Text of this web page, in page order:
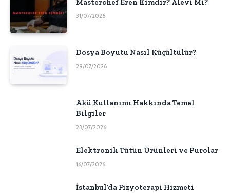
Masterchef Eren Kimdir? Alevi Mi?
31/07/2026
Dosya Boyutu Nasıl Küçültülür?
29/07/2026
Akü Kullanımı Hakkında Temel
Bilgiler
23/07/2026
Elektronik Tütün Ürünleri ve Purolar
16/07/2026
İstanbul’da Fizyoterapi Hizmeti